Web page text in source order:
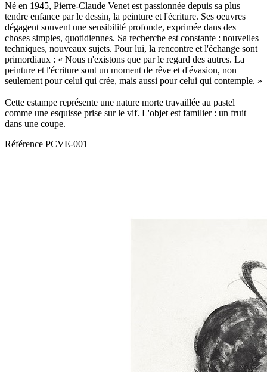
Né en 1945, Pierre-Claude Venet est passionnée depuis sa plus
tendre enfance par le dessin, la peinture et l'écriture. Ses oeuvres
dégagent souvent une sensibilité profonde, exprimée dans des
choses simples, quotidiennes. Sa recherche est constante : nouvelles
techniques, nouveaux sujets. Pour lui, la rencontre et l'échange sont
primordiaux : « Nous n'existons que par le regard des autres. La
peinture et l'écriture sont un moment de rêve et d'évasion, non
seulement pour celui qui crée, mais aussi pour celui qui contemple. »
Cette estampe représente une nature morte travaillée au pastel
comme une esquisse prise sur le vif. L'objet est familier : un fruit
dans une coupe.
Référence PCVE-001